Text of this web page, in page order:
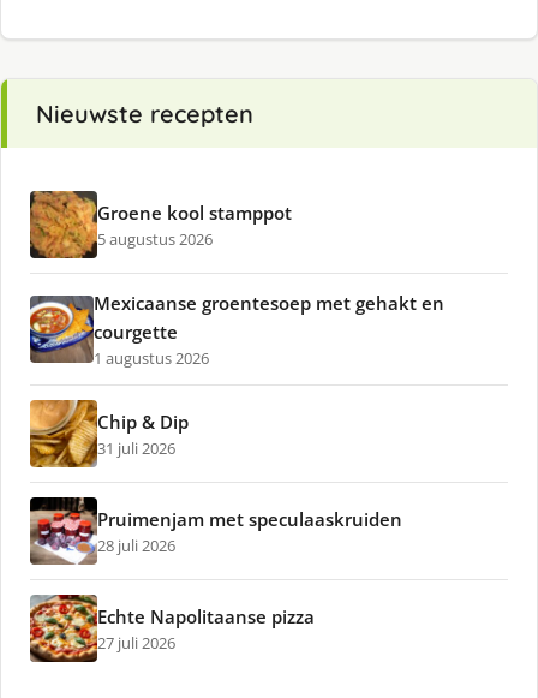
Nieuwste recepten
Groene kool stamppot
5 augustus 2026
Mexicaanse groentesoep met gehakt en
courgette
1 augustus 2026
Chip & Dip
31 juli 2026
Pruimenjam met speculaaskruiden
28 juli 2026
Echte Napolitaanse pizza
27 juli 2026